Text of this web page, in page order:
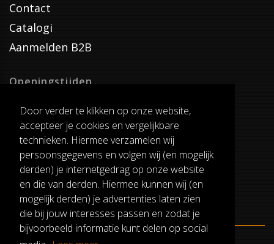
Door verder te klikken op onze website,
accepteer je cookies en vergelijkbare
technieken. Hiermee verzamelen wij
persoonsgegevens en volgen wij (en mogelijk
derden) je internetgedrag op onze website
en die van derden. Hiermee kunnen wij (en
mogelijk derden) je advertenties laten zien
die bij jouw interesses passen en zodat je
bijvoorbeeld informatie kunt delen op social
Contact
Catalogi
Aanmelden B2B
Openingstijden
Dinsdag T/M Zaterdag
van 8:00-17:00
Verzenddagen
Dinsdag T/M Vrijdag
Pauze
12:30-13:00